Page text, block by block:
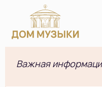
Важная